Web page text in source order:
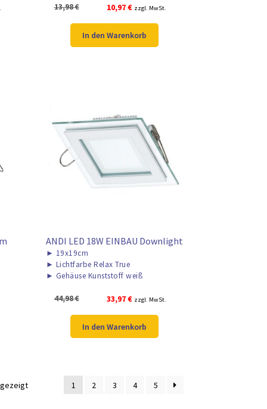
13,98€
Ursprünglicher
war:
13,98 €
10,97€Aktueller
ist:
10,97 €.
zzgl. MwSt.
In den Warenkorb
ANDI LED 18W EINBAU Downlight
► 19x19cm
► Lichtfarbe Relax True
► Gehäuse Kunststoff weiß
44,98€
Ursprünglicher
war:
44,98 €
33,97€Aktueller
ist:
33,97 €.
zzgl. MwSt.
In den Warenkorb
1 2 3 4 5